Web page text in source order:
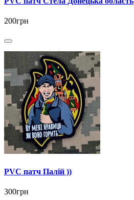
200грн
PVC патч Палій ))
300грн